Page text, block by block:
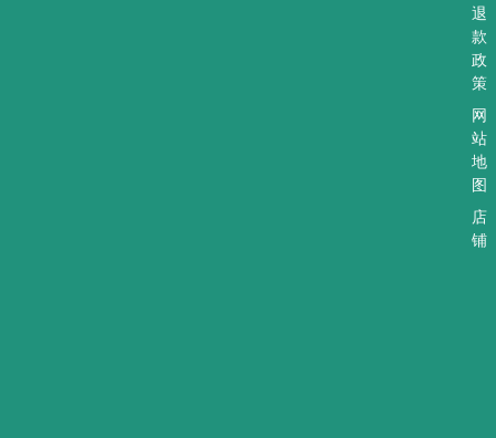
退
款
政
策
网
站
地
图
店
铺